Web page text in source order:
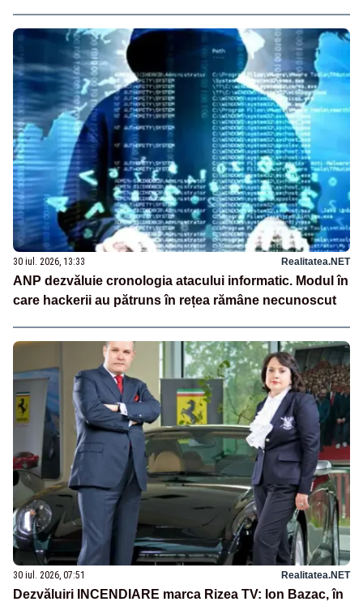
30 iul. 2026, 13:33 Realitatea.NET
ANP dezvăluie cronologia atacului informatic. Modul în
care hackerii au pătruns în rețea rămâne necunoscut
30 iul. 2026, 07:51 Realitatea.NET
Dezvăluiri INCENDIARE marca Rizea TV: Ion Bazac, în